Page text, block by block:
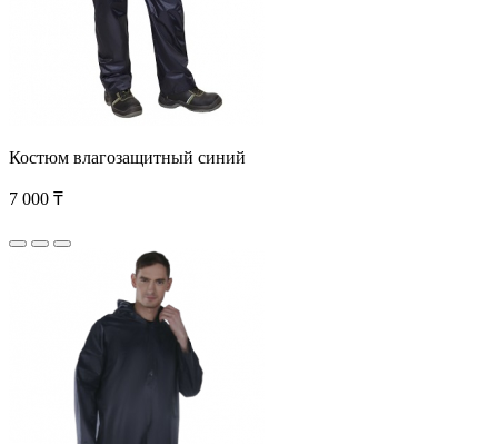
Костюм влагозащитный синий
7 000 ₸